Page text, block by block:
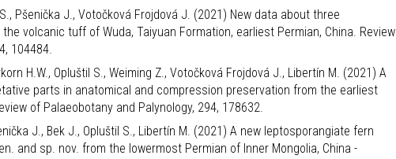
Pšenička J., Votočková Frojdová J. (2021) New data about three
volcanic tuff of Wuda, Taiyuan Formation, earliest Permian, China. Review
104484.
H.W., Opluštil S., Weiming Z., Votočková Frojdová J., Libertín M. (2021) A
parts in anatomical and compression preservation from the earliest
of Palaeobotany and Palynology, 294, 178632.
J., Bek J., Opluštil S., Libertín M. (2021) A new leptosporangiate fern
and sp. nov. from the lowermost Permian of Inner Mongolia, China -